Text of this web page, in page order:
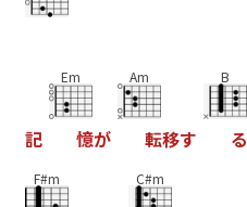
記
Em
憶が
Am
転移す
B
る
F#m C#m